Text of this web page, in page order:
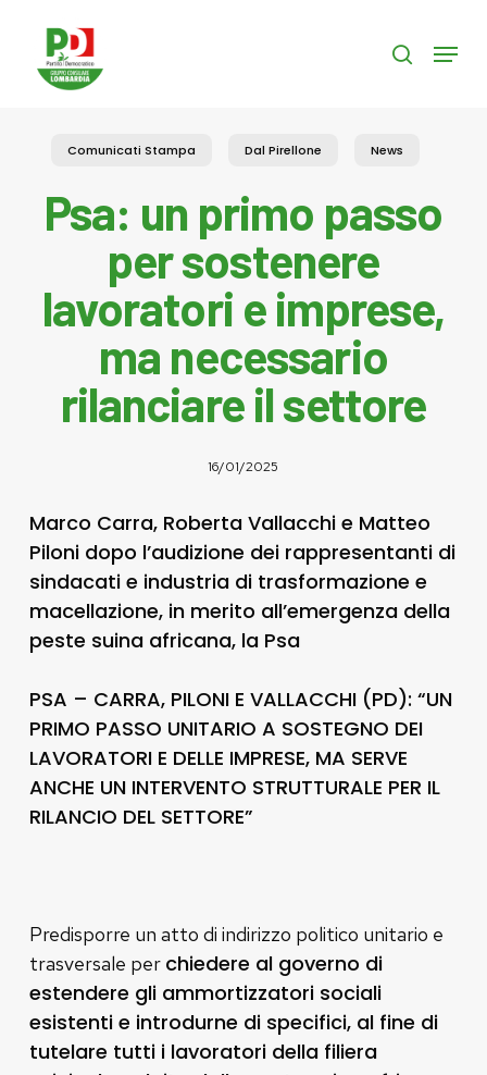
content
search
Menu
Comunicati Stampa Dal Pirellone News
Psa: un primo passo
per sostenere
lavoratori e imprese,
ma necessario
rilanciare il settore
16/01/2025
Marco Carra, Roberta Vallacchi e Matteo
Piloni dopo l’audizione dei rappresentanti di
sindacati e industria di trasformazione e
macellazione, in merito all’emergenza della
peste suina africana, la Psa
PSA – CARRA, PILONI E VALLACCHI (PD): “UN
PRIMO PASSO UNITARIO A SOSTEGNO DEI
LAVORATORI E DELLE IMPRESE, MA SERVE
ANCHE UN INTERVENTO STRUTTURALE PER IL
RILANCIO DEL SETTORE”
Predisporre un atto di indirizzo politico unitario e
trasversale per chiedere al governo di
estendere gli ammortizzatori sociali
esistenti e introdurne di specifici, al fine di
tutelare tutti i lavoratori della filiera